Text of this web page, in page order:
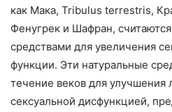
как Мака, Tribulus terrestris,
Фенугрек и Шафран,
средствами для увеличения
функции. Эти натуральные
течение веков для улучшения
сексуальной дисфункцией,